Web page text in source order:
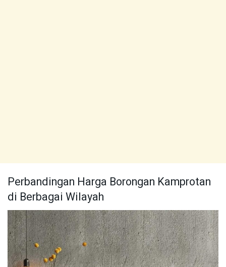
Perbandingan Harga Borongan Kamprotan
di Berbagai Wilayah